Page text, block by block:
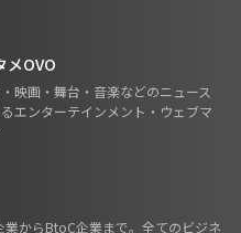
メOVO
映画・舞台・音楽などのニュース
エンターテインメント・ウェブマ
業からBtoC企業まで。全てのビジネ